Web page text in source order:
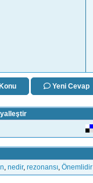
Yeni Cevap
nedir, rezonansı Önemlidir